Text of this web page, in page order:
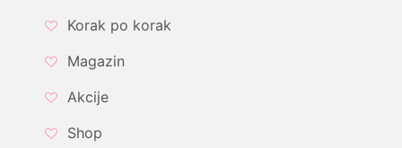
Korak po korak
Magazin
Akcije
Shop